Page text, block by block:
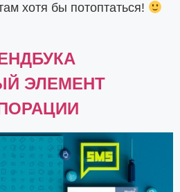
хотя бы потоптаться!
ЭЛЕМЕНТ